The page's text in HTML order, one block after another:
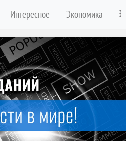
Интересное Экономика